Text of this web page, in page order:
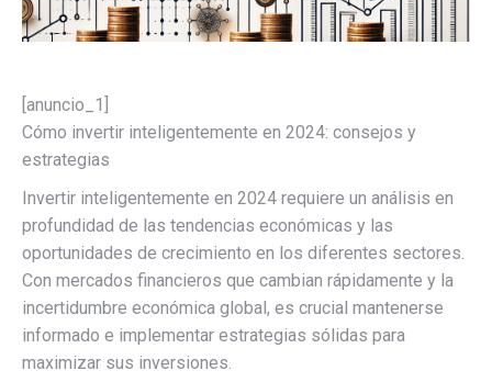
[anuncio_1]
Cómo invertir inteligentemente en 2024: consejos y
estrategias
Invertir inteligentemente en 2024 requiere un análisis en
profundidad de las tendencias económicas y las
oportunidades de crecimiento en los diferentes sectores.
Con mercados financieros que cambian rápidamente y la
incertidumbre económica global, es crucial mantenerse
informado e implementar estrategias sólidas para
maximizar sus inversiones.